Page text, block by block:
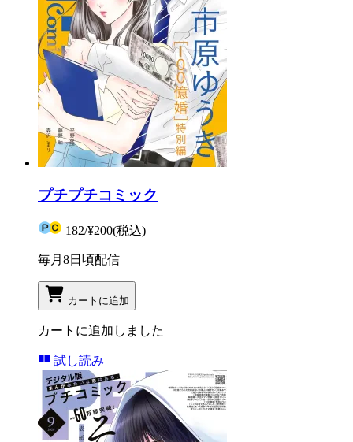
プチプチコミック
182/¥200(税込)
毎月8日頃配信
カートに追加
カートに追加しました
試し読み